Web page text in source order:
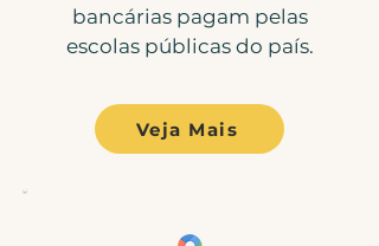
bancárias pagam pelas
escolas públicas do país.
Veja Mais